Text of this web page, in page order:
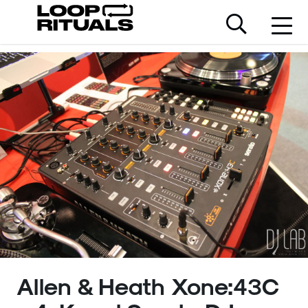
Allen & Heath Xone:43C